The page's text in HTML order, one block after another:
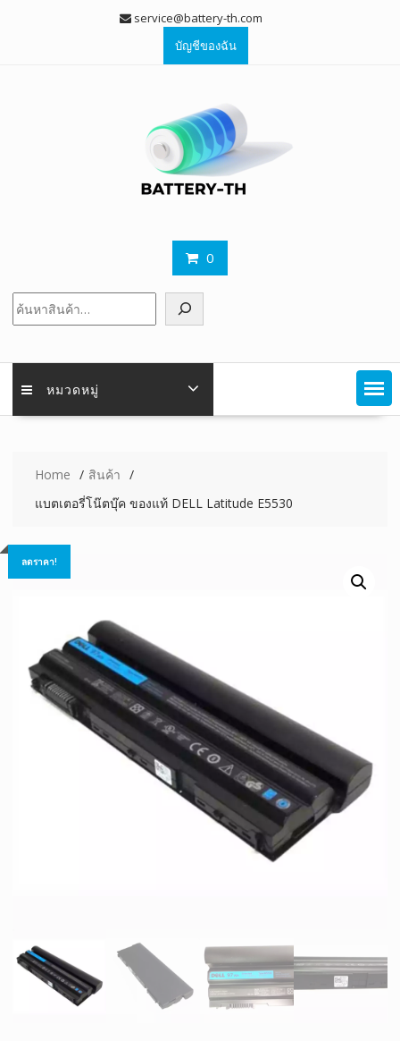
service@battery-th.com
บัญชีของฉัน
0
หมวดหมู่
Home
สินค้า
แบตเตอรี่โน๊ตบุ๊ค ของแท้ DELL Latitude E5530
ลดราคา!